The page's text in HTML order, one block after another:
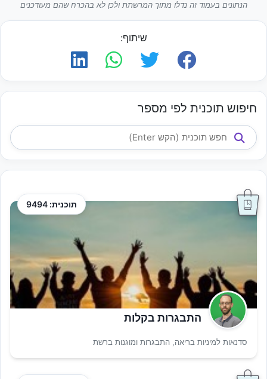
הנתונים בעמוד זה נדלו מתוך המרשתת ולכן לא בהכרח שהם מעודכנים
שיתוף:
חיפוש תוכנית לפי מספר
תוכנית: 9494
התבגרות בקלות
סדנאות למיניות בריאה, התבגרות ומוגנות ברשת